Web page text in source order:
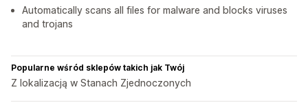
Automatically scans all files for malware and blocks viruses
and trojans
Popularne wśród sklepów takich jak Twój
Z lokalizacją w Stanach Zjednoczonych